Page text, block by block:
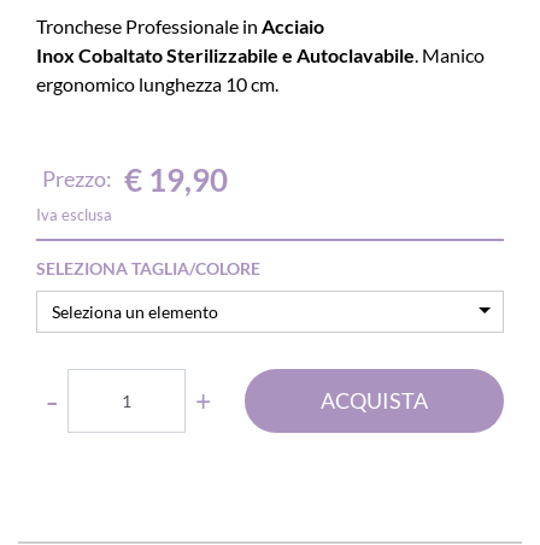
Tronchese Professionale in Acciaio
Inox Cobaltato Sterilizzabile e Autoclavabile . Manico
ergonomico lunghezza 10 cm.
Prezzo: € 19,90
Iva esclusa
SELEZIONA TAGLIA/COLORE
Seleziona un elemento
Quantità
ACQUISTA